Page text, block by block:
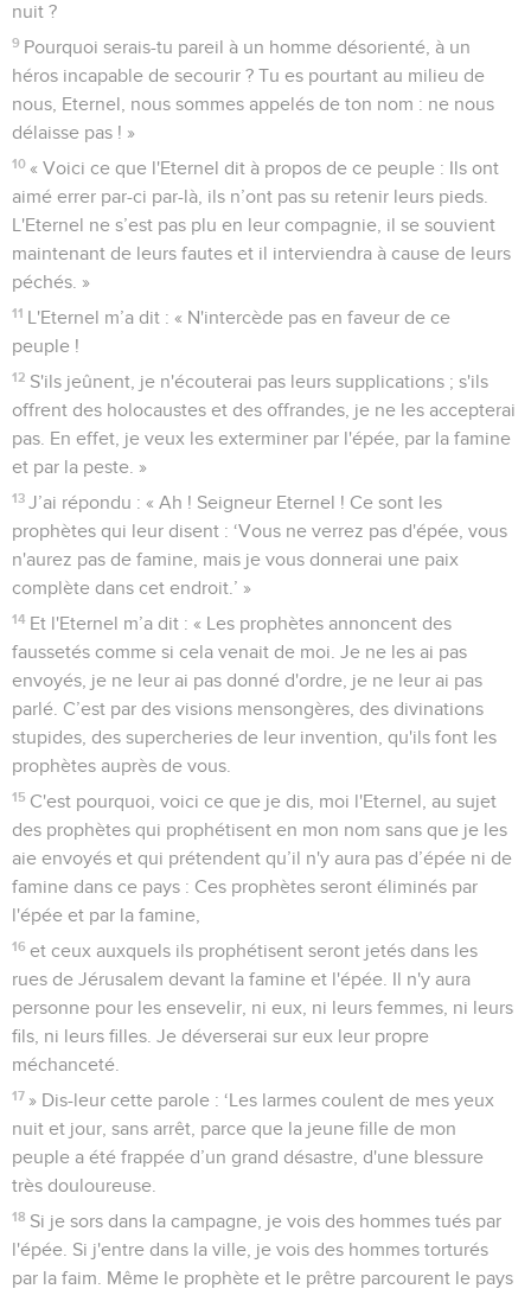
nuit ?
9 Pourquoi serais-tu pareil à un homme désorienté, à un
héros incapable de secourir ? Tu es pourtant au milieu de
nous, Eternel, nous sommes appelés de ton nom : ne nous
délaisse pas ! »
10 « Voici ce que l'Eternel dit à propos de ce peuple : Ils ont
aimé errer par-ci par-là, ils n’ont pas su retenir leurs pieds.
L'Eternel ne s’est pas plu en leur compagnie, il se souvient
maintenant de leurs fautes et il interviendra à cause de leurs
péchés. »
11 L'Eternel m’a dit : « N'intercède pas en faveur de ce
peuple !
12 S'ils jeûnent, je n'écouterai pas leurs supplications ; s'ils
offrent des holocaustes et des offrandes, je ne les accepterai
pas. En effet, je veux les exterminer par l'épée, par la famine
et par la peste. »
13 J’ai répondu : « Ah ! Seigneur Eternel ! Ce sont les
prophètes qui leur disent : ‘Vous ne verrez pas d'épée, vous
n'aurez pas de famine, mais je vous donnerai une paix
complète dans cet endroit.’ »
14 Et l'Eternel m’a dit : « Les prophètes annoncent des
faussetés comme si cela venait de moi. Je ne les ai pas
envoyés, je ne leur ai pas donné d'ordre, je ne leur ai pas
parlé. C’est par des visions mensongères, des divinations
stupides, des supercheries de leur invention, qu'ils font les
prophètes auprès de vous.
15 C'est pourquoi, voici ce que je dis, moi l'Eternel, au sujet
des prophètes qui prophétisent en mon nom sans que je les
aie envoyés et qui prétendent qu’il n'y aura pas d’épée ni de
famine dans ce pays : Ces prophètes seront éliminés par
l'épée et par la famine,
16 et ceux auxquels ils prophétisent seront jetés dans les
rues de Jérusalem devant la famine et l'épée. Il n'y aura
personne pour les ensevelir, ni eux, ni leurs femmes, ni leurs
fils, ni leurs filles. Je déverserai sur eux leur propre
méchanceté.
17 » Dis-leur cette parole : ‘Les larmes coulent de mes yeux
nuit et jour, sans arrêt, parce que la jeune fille de mon
peuple a été frappée d’un grand désastre, d'une blessure
très douloureuse.
18 Si je sors dans la campagne, je vois des hommes tués par
l'épée. Si j'entre dans la ville, je vois des hommes torturés
par la faim. Même le prophète et le prêtre parcourent le pays